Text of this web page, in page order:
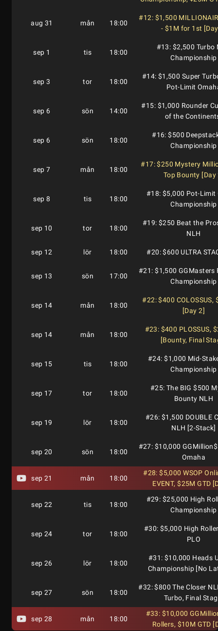
aug 31 mån 18:00
#12: $1,500
- $1M for 1st
sep 1 tis 18:00
#13: $2,500 Turbo
Championship
sep 3 tor 18:00
#14: $1,500 Super
Pot-Limit
sep 6 sön 14:00
#15: $1,000 Rounder
of the
sep 6 sön 18:00
#16: $500
Championship
sep 7 mån 18:00
#17: $250 Mystery
Top Bounty [Day
sep 8 tis 18:00
#18: $5,000 Pot-Limit
Championship
sep 10 tor 18:00
#19: $250 Beat the
NLH
sep 12 lör 18:00 #20: $600 ULTRA
sep 13 sön 17:00
#21: $1,500 GGMasters
Championship
sep 14 mån 18:00
#22: $400 COLOSSUS,
[Day 2]
sep 14 mån 18:00
#23: $400 PLOSSUS,
[Bounty, Final
sep 15 tis 18:00
#24: $1,000 Mid-
Championship
sep 17 tor 18:00
#25: The BIG $500
Bounty NLH
sep 19 lör 18:00
#26: $1,500 DOUBLE
NLH [2-Stack]
sep 20 sön 18:00
#27: $10,000
Omaha
sep 21 mån 18:00
#28: $5,000 WSOP
EVENT, $25M GTD
sep 22 tis 18:00
#29: $25,000 High
Championship
sep 24 tor 18:00
#30: $5,000 High
PLO
sep 26 lör 18:00
#31: $10,000 Heads
Championship [No
sep 27 sön 18:00
#32: $800 The Closer
Turbo, Final
sep 28 mån 18:00
#33: $10,000
Rollers, $10M GTD